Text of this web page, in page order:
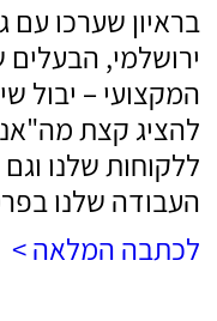
בראיון שערכו עם
ירושלמי, הבעלים
המקצועי – יבול
להציג קצת
ללקוחות שלנו
העבודה שלנו
לכתבה המלאה >